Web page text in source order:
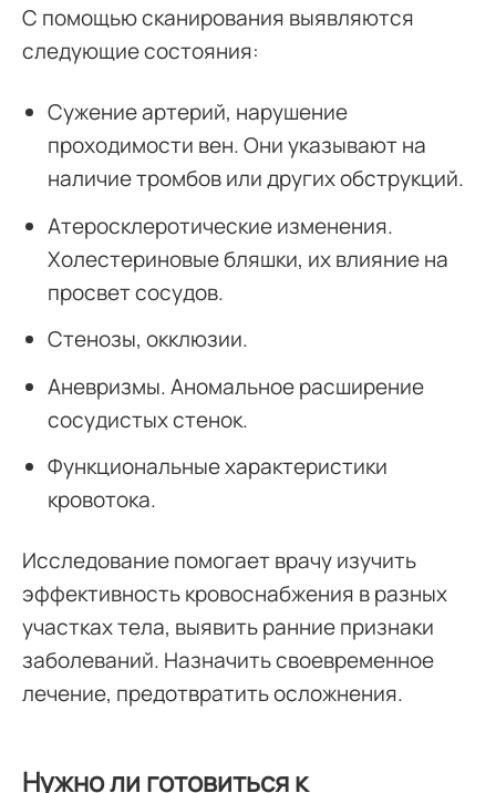
С помощью сканирования выявляются
следующие состояния:
Сужение артерий, нарушение
проходимости вен. Они указывают на
наличие тромбов или других обструкций.
Атеросклеротические изменения.
Холестериновые бляшки, их влияние на
просвет сосудов.
Стенозы, окклюзии.
Аневризмы. Аномальное расширение
сосудистых стенок.
Функциональные характеристики
кровотока.
Исследование помогает врачу изучить
эффективность кровоснабжения в разных
участках тела, выявить ранние признаки
заболеваний. Назначить своевременное
лечение, предотвратить осложнения.
Нужно ли готовиться к